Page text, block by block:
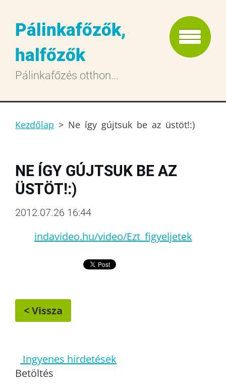
Pálinkafőzők,
halfőzők
Pálinkafőzés otthon...
Kezdőlap > Ne így gújtsuk be az üstöt!:)
NE ÍGY GÚJTSUK BE AZ
ÜSTÖT!:)
2012.07.26 16:44
indavideo.hu/video/Ezt_figyeljetek
< Vissza
Ingyenes hirdetések
Betöltés